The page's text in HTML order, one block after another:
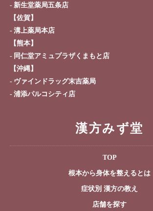
新生堂薬局五条店
【佐賀】
溝上薬局本店
【熊本】
同仁堂アミュプラザくまもと店
【沖縄】
ヴァインドラッグ末吉薬局
浦添パルコシティ店
漢方みず堂
TOP
根本から身体を整えるとは
症状別 漢方の教え
店舗を探す